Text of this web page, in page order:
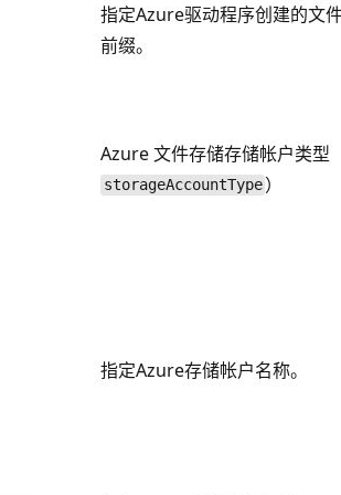
指定Azure驱动程序创建的文
前缀。
Azure 文件存储存储帐户类型
storageAccountType ）
指定Azure存储帐户名称。